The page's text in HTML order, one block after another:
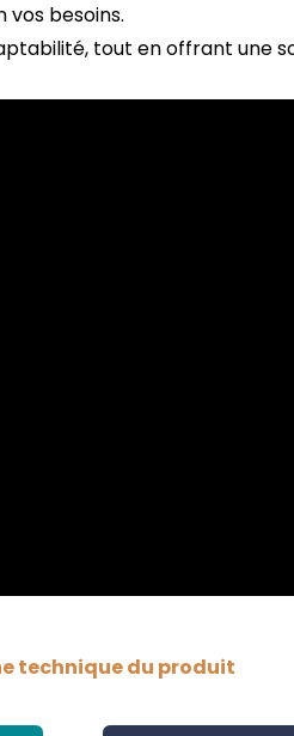
besoins.
tout en offrant une
technique du produit